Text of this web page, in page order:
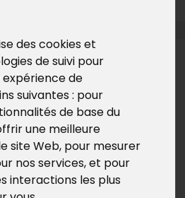
des cookies et
de suivi pour
de
suivantes : pour
de base du
une meilleure
site Web, pour mesurer
nos services,et pour
interactions les plus
BGE YVELINES
L'INPI MOBILISÉ
DES YVELINES
entreun logo et un dessin
de marque en même
?Comment faire si le nom